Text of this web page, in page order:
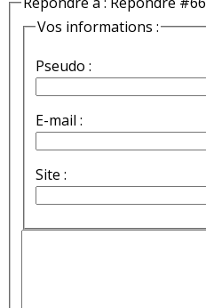
Vos informations :
Pseudo :
E-mail :
Site :